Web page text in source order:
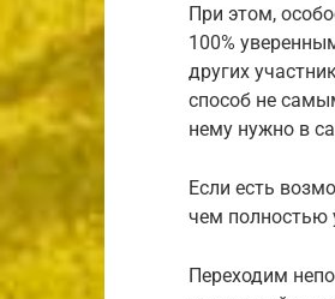
При этом,
100%
других
способ не
нему нужно в
Если есть
чем полностью
Переходим